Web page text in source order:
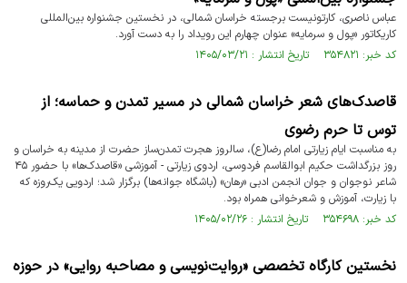
عباس ناصری، کارتونیست برجسته خراسان شمالی، در نخستین جشنواره بین‌المللی
کاریکاتور «پول و سرمایه» عنوان چهارم این رویداد را به دست آورد.
کد خبر: ۳۵۴۸۲۱ تاریخ انتشار : ۱۴۰۵/۰۳/۲۱
قاصدک‌های شعر خراسان شمالی در مسیر تمدن و حماسه؛ از
توس تا حرم رضوی
به مناسبت ایام زیارتی امام رضا(ع)، سالروز هجرت تمدن‌ساز حضرت از مدینه به خراسان و
روز بزرگداشت حکیم ابوالقاسم فردوسی، اردوی زیارتی - آموزشی «قاصدک‌ها» با حضور ۴۵
شاعر نوجوان و جوان انجمن ادبی «رهان» (باشگاه جوانه‌ها) برگزار شد؛ اردویی یک‌روزه که
با زیارت، آموزش و شعرخوانی همراه بود.
کد خبر: ۳۵۴۶۹۸ تاریخ انتشار : ۱۴۰۵/۰۲/۲۶
نخستین کارگاه تخصصی «روایت‌نویسی و مصاحبه‌ روایی» در حوزه